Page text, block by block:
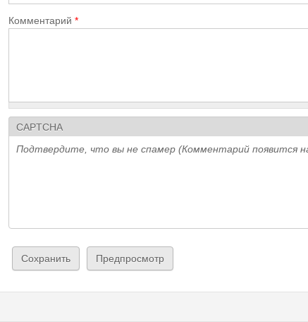
Комментарий*
CAPTCHA
Подтвердите, что вы не спамер (Комментарий появится